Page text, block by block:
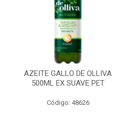
AZEITE GALLO DE OLLIVA
500ML EX SUAVE PET
Código: 48626